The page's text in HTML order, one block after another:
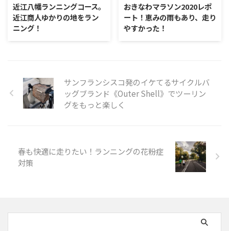
近江八幡ランニングコース。
近江商人ゆかりの地をラン
ニング！
おきなわマラソン2020レポ
ート！恵みの雨もあり、走り
やすかった！
サンフランシスコ発のイケてるサイクルバ
ッグブランド《Outer Shell》でツーリン
グをもっと楽しく
春も快適に走りたい！ランニングの花粉症
対策